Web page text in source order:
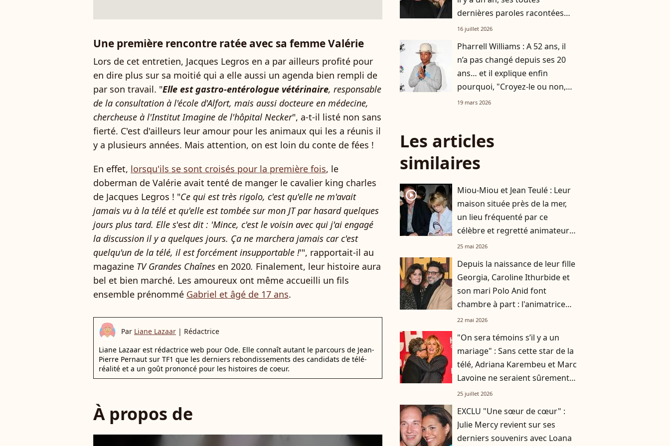
Une première rencontre ratée avec sa femme Valérie
Lors de cet entretien, Jacques Legros en a par ailleurs profité pour
en dire plus sur sa moitié qui a elle aussi un agenda bien rempli de
par son travail. "Elle est gastro-entérologue vétérinaire, responsable
de la consultation à l'école d'Alfort, mais aussi docteure en médecine,
chercheuse à l'Institut Imagine de l'hôpital Necker", a-t-il listé non sans
fierté. C'est d'ailleurs leur amour pour les animaux qui les a réunis il
y a plusieurs années. Mais attention, on est loin du conte de fées !
En effet, lorsqu'ils se sont croisés pour la première fois, le
doberman de Valérie avait tenté de manger le cavalier king charles
de Jacques Legros ! "Ce qui est très rigolo, c'est qu'elle ne m'avait
jamais vu à la télé et qu'elle est tombée sur mon JT par hasard quelques
jours plus tard. Elle s'est dit : 'Mince, c'est le voisin avec qui j'ai engagé
la discussion il y a quelques jours. Ça ne marchera jamais car c'est
quelqu'un de la télé, il est forcément insupportable !'", rapportait-il au
magazine TV Grandes Chaînes en 2020. Finalement, leur histoire aura
bel et bien marché. Les amoureux ont même accueilli un fils
ensemble prénommé Gabriel et âgé de 17 ans.
Par Liane Lazaar | Rédactrice
Liane Lazaar est rédactrice web pour Ode. Elle connaît autant le parcours de Jean-
Pierre Pernaut sur TF1 que les derniers rebondissements des candidats de télé-
réalité et a un goût prononcé pour les histoires de coeur.
À propos de
dernières paroles racontées
par sa femme Audrey Crespo-
16 juillet 2026
Pharrell Williams : A 52 ans, il
n’a pas changé depuis ses 20
ans… et il explique enfin
pourquoi, "Croyez-le ou non,
c'est la clé"
19 mars 2026
Les articles
similaires
player2
Miou-Miou et Jean Teulé : Leur
maison située près de la mer,
un lieu fréquenté par ce
célèbre et regretté animateur
et son compagnon
25 mai 2026
Depuis la naissance de leur fille
Georgia, Caroline Ithurbide et
son mari Polo Anid font
chambre à part : l'animatrice
s'en explique
22 mai 2026
"On sera témoins s’il y a un
mariage" : Sans cette star de la
télé, Adriana Karembeu et Marc
Lavoine ne seraient sûrement
pas en couple aujourd'hui
25 juillet 2026
EXCLU "Une sœur de cœur" :
Julie Mercy revient sur ses
derniers souvenirs avec Loana